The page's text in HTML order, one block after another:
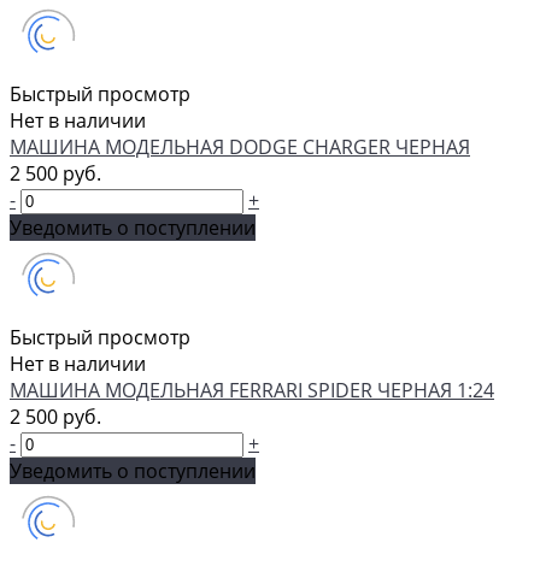
Быстрый просмотр
Нет в наличии
МАШИНА МОДЕЛЬНАЯ DODGE CHARGER ЧЕРНАЯ
2 500 руб.
-
+
Уведомить о поступлении
Быстрый просмотр
Нет в наличии
МАШИНА МОДЕЛЬНАЯ FERRARI SPIDER ЧЕРНАЯ 1:24
2 500 руб.
-
+
Уведомить о поступлении